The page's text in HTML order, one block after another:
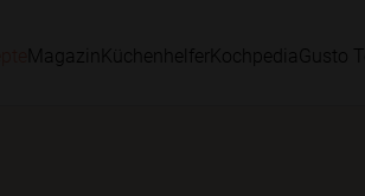
Magazin Küchenhelfer Kochpedia Gusto